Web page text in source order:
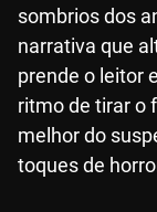
sombrios dos
narrativa que
prende o leitor
ritmo de tirar o
melhor do
toques de